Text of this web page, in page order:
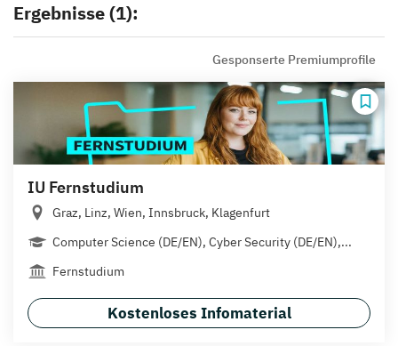
Ergebnisse (1):
Gesponserte Premiumprofile
IU Fernstudium
Graz, Linz, Wien, Innsbruck, Klagenfurt
Computer Science (DE/EN), Cyber Security (DE/EN),...
Fernstudium
Kostenloses Infomaterial